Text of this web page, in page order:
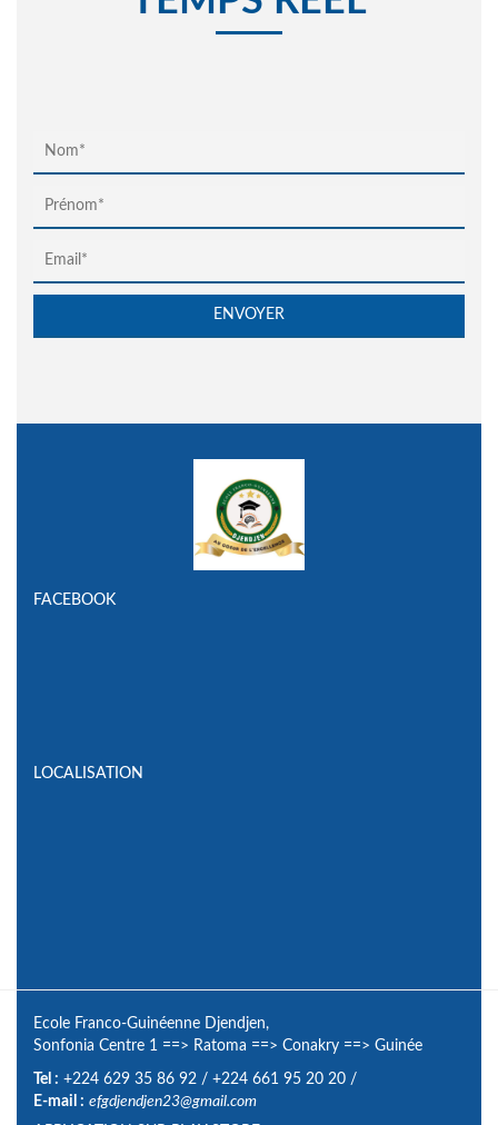
FACEBOOK
LOCALISATION
Ecole Franco-Guinéenne Djendjen,
Sonfonia Centre 1 ==> Ratoma ==> Conakry ==> Guinée
Tel : +224 629 35 86 92 / +224 661 95 20 20 /
E-mail : efgdjendjen23@gmail.com